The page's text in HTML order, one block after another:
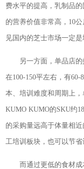
费水平的提高，乳制品
的营养价值非常高，10
见国内的芝士市场一定是
另一方面，单品店的
在100-150平左右，有
本、培训难度和周期上
KUMO KUMO的SKU约
的采购量远高于体量相
工培训板块，也可以节省
而通过更低的食材成